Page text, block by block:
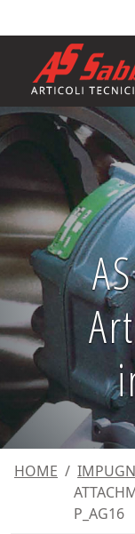
HOME /
P_AG16